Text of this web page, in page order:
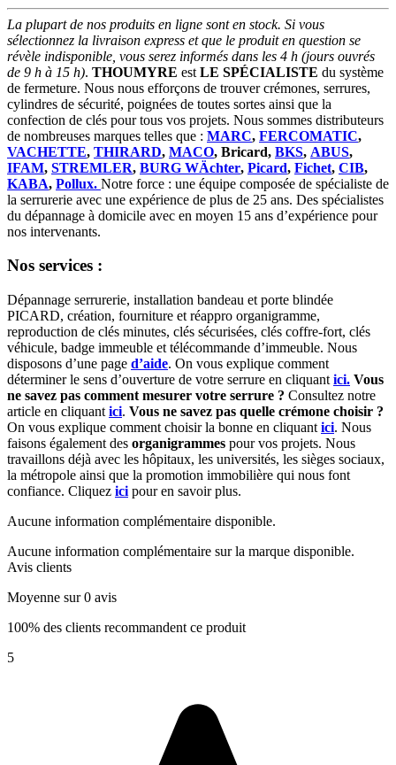
La plupart de nos produits en ligne sont en stock. Si vous
sélectionnez la livraison express et que le produit en question se
révèle indisponible, vous serez informés dans les 4 h (jours ouvrés
de 9 h à 15 h). THOUMYRE est LE SPÉCIALISTE du système
de fermeture. Nous nous efforçons de trouver crémones, serrures,
cylindres de sécurité, poignées de toutes sortes ainsi que la
confection de clés pour tous vos projets. Nous sommes distributeurs
de nombreuses marques telles que : MARC, FERCOMATIC,
VACHETTE, THIRARD, MACO, Bricard, BKS, ABUS,
IFAM, STREMLER, BURG WÄchter, Picard, Fichet, CIB,
KABA, Pollux. Notre force : une équipe composée de spécialiste de
la serrurerie avec une expérience de plus de 25 ans. Des spécialistes
du dépannage à domicile avec en moyen 15 ans d’expérience pour
nos intervenants.
Nos services :
Dépannage serrurerie, installation bandeau et porte blindée
PICARD, création, fourniture et réappro organigramme,
reproduction de clés minutes, clés sécurisées, clés coffre-fort, clés
véhicule, badge immeuble et télécommande d’immeuble. Nous
disposons d’une page d’aide. On vous explique comment
déterminer le sens d’ouverture de votre serrure en cliquant ici. Vous
ne savez pas comment mesurer votre serrure ? Consultez notre
article en cliquant ici. Vous ne savez pas quelle crémone choisir ?
On vous explique comment choisir la bonne en cliquant ici. Nous
faisons également des organigrammes pour vos projets. Nous
travaillons déjà avec les hôpitaux, les universités, les sièges sociaux,
la métropole ainsi que la promotion immobilière qui nous font
confiance. Cliquez ici pour en savoir plus.
Aucune information complémentaire disponible.
Aucune information complémentaire sur la marque disponible.
Avis clients
Moyenne sur 0 avis
100% des clients recommandent ce produit
5